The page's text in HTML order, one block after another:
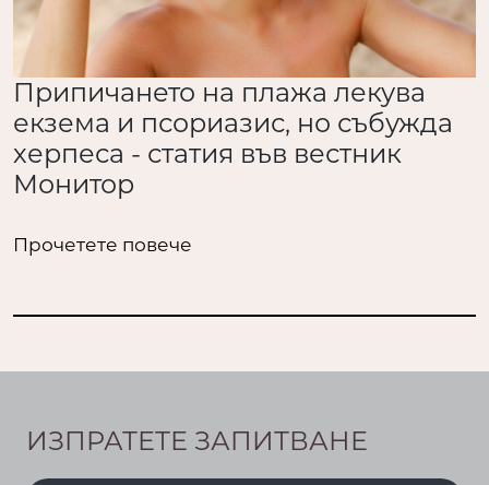
Припичането на плажа лекува
екзема и псориазис, но събужда
херпеса - статия във вестник
Монитор
Прочетете повече
ИЗПРАТЕТЕ ЗАПИТВАНЕ